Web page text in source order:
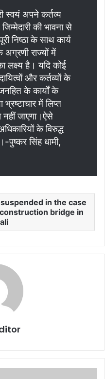
स्वयं अपने कर्तव्य
की भावना से
निष्ठा के साथ कार्य
राज्यों में
लक्ष्य है। यदि कोई
और कर्तव्यों के
के कार्यों के
भ्रष्टाचार में लिप्त
नहीं जाएगा।ऐसे
के विरुद्ध
पुष्कर सिंह धामी,
in the case
bridge in